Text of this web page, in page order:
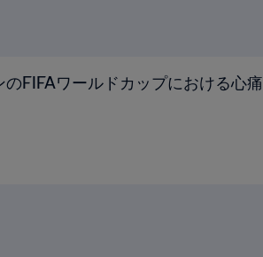
のFIFAワールドカップにおける心痛